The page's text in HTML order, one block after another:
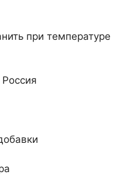
при температуре